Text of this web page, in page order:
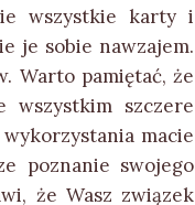
wszystkie karty i
je sobie nawzajem.
Warto pamiętać, że
szczere
macie
poznanie swojego
że Wasz związek